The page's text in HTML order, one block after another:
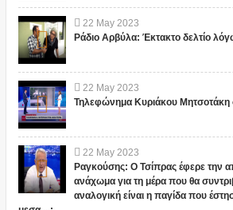
22 May 2023
Ράδιο Αρβύλα: Έκτακτο δελτίο
22 May 2023
Τηλεφώνημα Κυριάκου Μητσοτάκη
22 May 2023
Ραγκούσης: Ο Τσίπρας έφερε την
ανάχωμα για τη μέρα που θα
αναλογική είναι η παγίδα που